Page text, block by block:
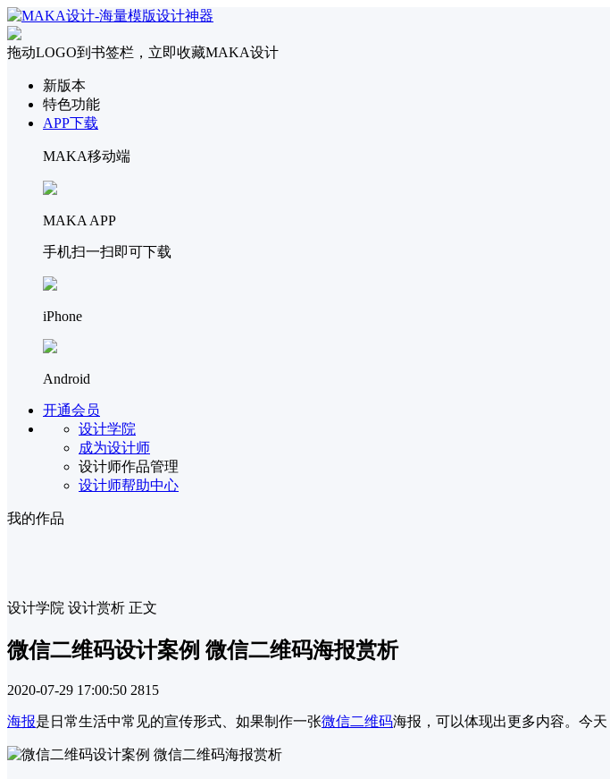
拖动LOGO到书签栏，立即收藏MAKA设计
新版本
特色功能
APP下载
MAKA移动端
MAKA APP
手机扫一扫即可下载
iPhone
Android
开通会员
设计学院
成为设计师
设计师作品管理
设计师帮助中心
我的作品
设计学院 设计赏析 正文
微信二维码设计案例 微信二维码海报赏析
2020-07-29 17:00:50 2815
海报是日常生活中常见的宣传形式、如果制作一张微信二维码海报，可以体现出更多内容。今